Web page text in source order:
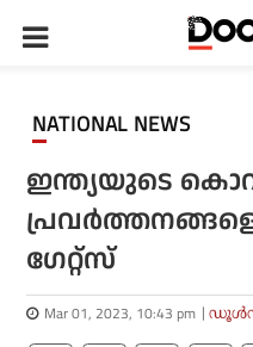
NATIONAL NEWS
ഇന്ത്യയുടെ
ഗേറ്റ്‌സ്
Mar 01, 2023, 10:43 pm